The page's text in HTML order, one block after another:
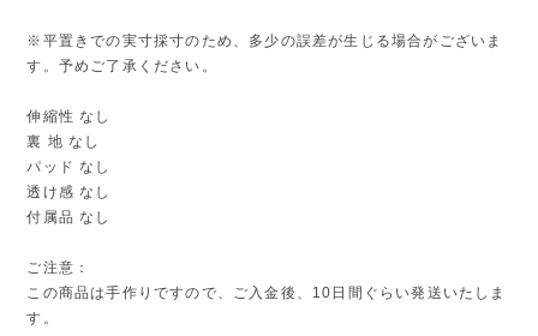
※平置きでの実寸採寸のため、多少の誤差が生じる場合がございま
す。予めご了承ください。
伸縮性 なし
裏 地 なし
パッド なし
透け感 なし
付属品 なし
ご注意：
この商品は手作りですので、ご入金後、10日間ぐらい発送いたしま
す。